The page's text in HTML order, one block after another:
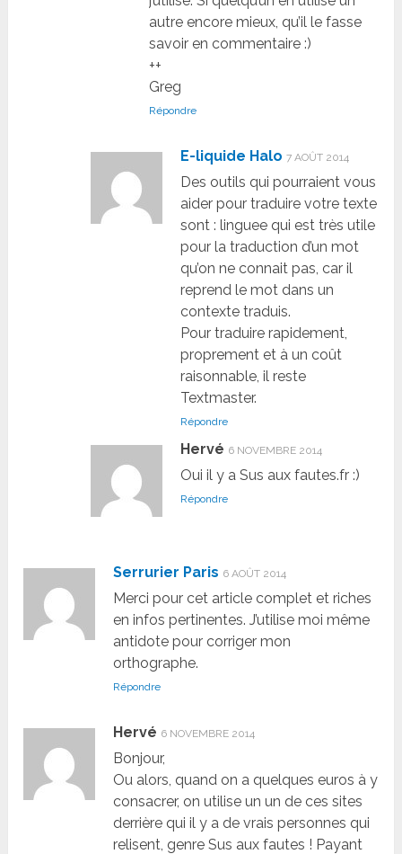
autre encore mieux, qu’il le fasse
savoir en commentaire :)
++
Greg
Répondre
E-liquide Halo 7 AOÛT 2014
Des outils qui pourraient vous
aider pour traduire votre texte
sont : linguee qui est très utile
pour la traduction d’un mot
qu’on ne connait pas, car il
reprend le mot dans un
contexte traduis.
Pour traduire rapidement,
proprement et à un coût
raisonnable, il reste
Textmaster.
Répondre
Hervé 6 NOVEMBRE 2014
Oui il y a Sus aux fautes.fr :)
Répondre
Serrurier Paris 6 AOÛT 2014
Merci pour cet article complet et riches
en infos pertinentes. J’utilise moi même
antidote pour corriger mon
orthographe.
Répondre
Hervé 6 NOVEMBRE 2014
Bonjour,
Ou alors, quand on a quelques euros à y
consacrer, on utilise un un de ces sites
derrière qui il y a de vrais personnes qui
relisent, genre Sus aux fautes ! Payant